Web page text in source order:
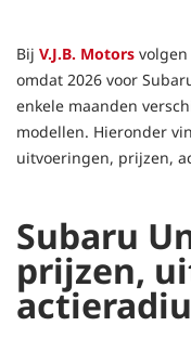
Bij V.J.B. Motors
omdat 2026 voor
enkele maanden
modellen. Hieronder
uitvoeringen, prijzen,
Subaru
prijzen,